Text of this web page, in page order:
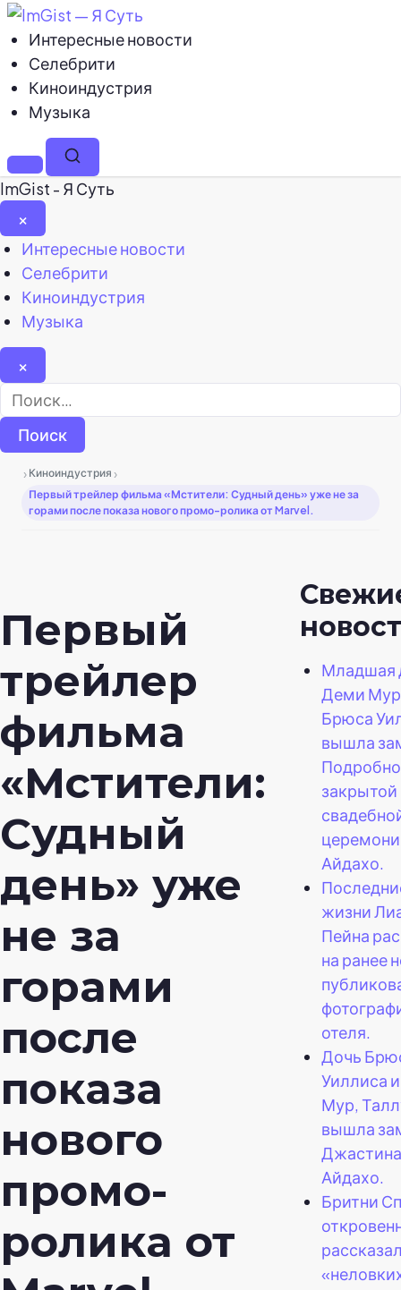
Интересные новости
Селебрити
Киноиндустрия
Музыка
МенюПоиск
ImGist - Я Суть
×
Закрыть
меню
Интересные новости
Селебрити
Киноиндустрия
Музыка
×
Найти:
› Киноиндустрия ›
Первый трейлер фильма «Мстители: Судный день» уже не за
горами после показа нового промо-ролика от Marvel.
Первый
трейлер
фильма
«Мстители:
Судный
день» уже
не за
горами
после
показа
нового
промо-
ролика от
Младшая
Деми
Брюса
вышла
закрытой
Айдахо.
жизни
Пейна
на ранее
отеля.
Дочь
Уиллиса
Мур,
вышла
Айдахо.
Бритни